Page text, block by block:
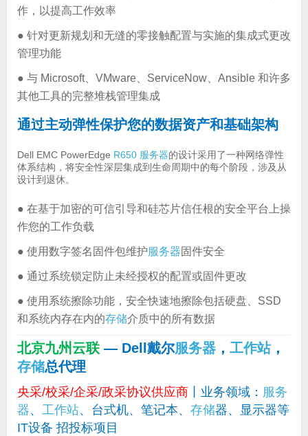
作，以提高工作效率
● 针对更新规划和无缝的零接触配置与实施的集成式更改
管理功能
● 与 Microsoft、VMware、ServiceNow、Ansible 和许多
其他工具的完整堆栈管理集成
通过主动弹性保护您的数据资产和基础架构
Dell EMC PowerEdge R650 服务器的设计采用了一种网络弹性
体系结构，将安全性深层集成到生命周期中的每个阶段，涉及从
设计到退休。
● 在基于加密的可信引导和硅芯片信任根的安全平台上操
作您的工作负载
● 使用数字签名固件包维护服务器固件安全
● 通过系统锁定防止未经授权的配置或固件更改
● 使用系统擦除功能，安全快速地擦除包括硬盘、SSD
和系统内存在内的存储介质中的所有数据
北京九州云联 — Dell戴尔服务器， 工作站，
存储总代理
央采/校采/企采/政采协议供应商丨业务领域： 服务
器、 工作站、台式机、笔记本、 存储器、显示器等
IT设备 招投标项目